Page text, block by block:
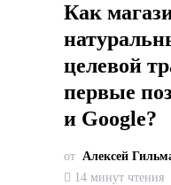
Как
целевой
первые
и Google?
от Алексей
14 минут чтения